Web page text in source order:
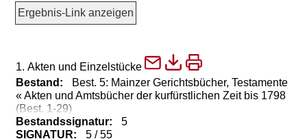
Ergebnis-Link anzeigen
1. Akten und Einzelstücke
Bestand:
Best. 5: Mainzer Gerichtsbücher, Testamente
« Akten und Amtsbücher der kurfürstlichen Zeit bis 1798
(Best. 1-29)
Bestandssignatur:
5
SIGNATUR:
5 / 55